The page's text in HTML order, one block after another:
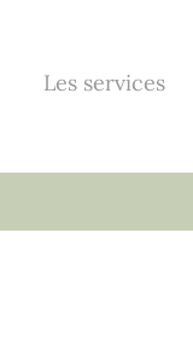
Les services